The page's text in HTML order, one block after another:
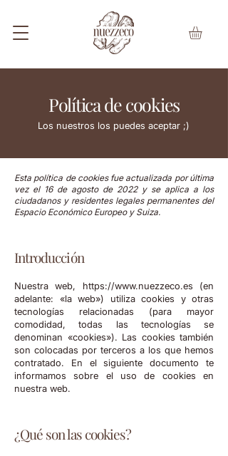
Política de cookies
Los nuestros los puedes aceptar ;)
Esta política de cookies fue actualizada por última
vez el 16 de agosto de 2022 y se aplica a los
ciudadanos y residentes legales permanentes del
Espacio Económico Europeo y Suiza.
Introducción
Nuestra web, https://www.nuezzeco.es (en
adelante: «la web») utiliza cookies y otras
tecnologías relacionadas (para mayor
comodidad, todas las tecnologías se
denominan «cookies»). Las cookies también
son colocadas por terceros a los que hemos
contratado. En el siguiente documento te
informamos sobre el uso de cookies en
nuestra web.
¿Qué son las cookies?